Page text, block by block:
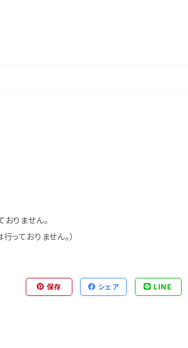
りません。
ておりません。）
保存 シェア LINE